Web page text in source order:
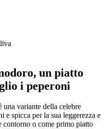
un piatto
i peperoni
una variante della celebre
e spicca per la sua leggerezza e
contorno o come primo piatto